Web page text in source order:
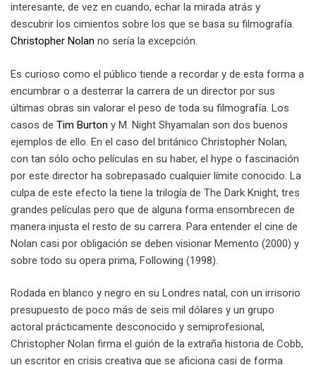
interesante, de vez en cuando, echar la mirada atrás y
descubrir los cimientos sobre los que se basa su filmografía.
Christopher Nolan no sería la excepción.
Es curioso como el público tiende a recordar y de esta forma a
encumbrar o a desterrar la carrera de un director por sus
últimas obras sin valorar el peso de toda su filmografía. Los
casos de Tim Burton y M. Night Shyamalan son dos buenos
ejemplos de ello. En el caso del británico Christopher Nolan,
con tan sólo ocho películas en su haber, el hype o fascinación
por este director ha sobrepasado cualquier límite conocido. La
culpa de este efecto la tiene la trilogía de The Dark Knight, tres
grandes películas pero que de alguna forma ensombrecen de
manera injusta el resto de su carrera. Para entender el cine de
Nolan casi por obligación se deben visionar Memento (2000) y
sobre todo su opera prima, Following (1998).
Rodada en blanco y negro en su Londres natal, con un irrisorio
presupuesto de poco más de seis mil dólares y un grupo
actoral prácticamente desconocido y semiprofesional,
Christopher Nolan firma el guión de la extraña historia de Cobb,
un escritor en crisis creativa que se aficiona casi de forma